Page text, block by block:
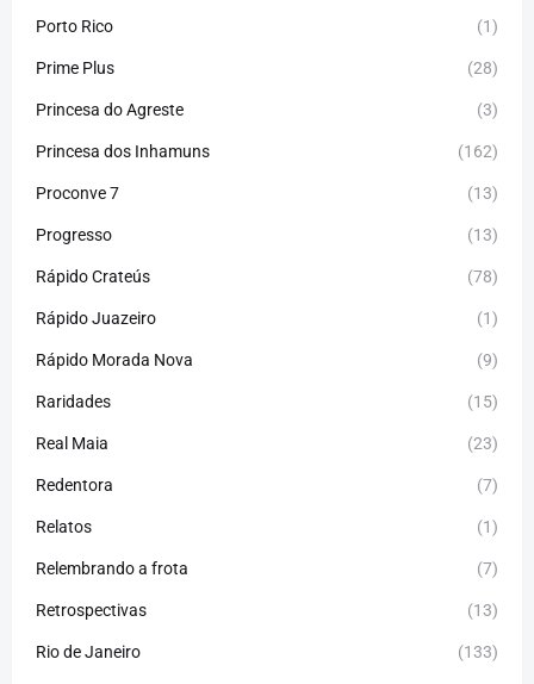
Porto Rico (1)
Prime Plus (28)
Princesa do Agreste (3)
Princesa dos Inhamuns (162)
Proconve 7 (13)
Progresso (13)
Rápido Crateús (78)
Rápido Juazeiro (1)
Rápido Morada Nova (9)
Raridades (15)
Real Maia (23)
Redentora (7)
Relatos (1)
Relembrando a frota (7)
Retrospectivas (13)
Rio de Janeiro (133)